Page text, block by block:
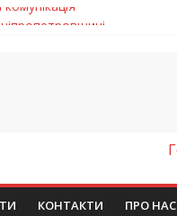
розташування
житло
КОНТАКТИ ПРО НАС